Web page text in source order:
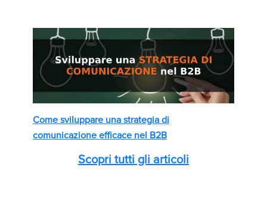
Come sviluppare una strategia di
comunicazione efficace nel B2B
Scopri tutti gli articoli